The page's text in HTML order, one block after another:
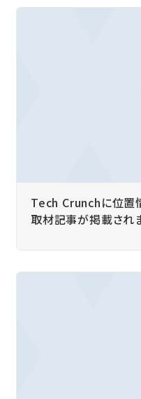
Tech Crunchに位置
取材記事が掲載され